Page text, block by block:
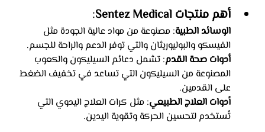
أهم منتجات Sentez Medical :
الوسائد الطبية: مصنوعة من مواد عالية الجودة مثل
الفيسكو والبوليوريثان والتي توفر الدعم والراحة للجسم.
أدوات صحة القدم: تشمل دعائم السيليكون والكعوب
المصنوعة من السيليكون التي تساعد في تخفيف الضغط
على القدمين.
أدوات العلاج الطبيعي: مثل كرات العلاج اليدوي التي
تُستخدم لتحسين الحركة وتقوية اليدين.